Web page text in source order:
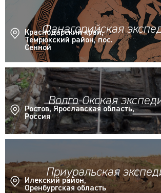
Фанагорийская
Краснодарский край,
Темрюкский район, пос.
Сенной
Волго-Окская
Ростов, Ярославская область,
Россия
Приуральская
Илекский район,
Оренбургская область